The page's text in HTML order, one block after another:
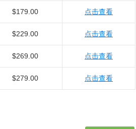
$179.00 点击查看
$229.00 点击查看
$269.00 点击查看
$279.00 点击查看